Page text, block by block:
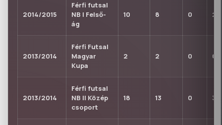
2014/2015
Férfi futsal
NB I Felső-
ág
10 8 0 2
2013/2014
Férfi Futsal
Magyar
Kupa
2 2 0 0
2013/2014
Férfi futsal
NB II Közép
csoport
18 13 0 3